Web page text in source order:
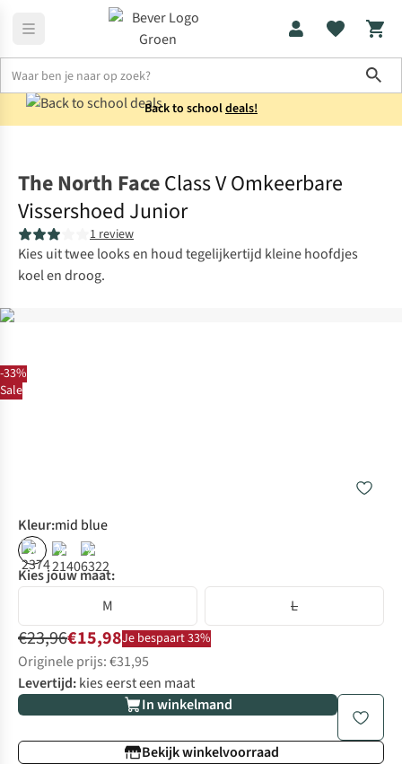
Back to schooldeals!
-33%
Sale
The North FaceClass V Omkeerbare
Vissershoed Junior
1 review
Kies uit twee looks en houd tegelijkertijd kleine hoofdjes
koel en droog.
Kleur:mid blue
% % %
Kies jouw maat:
M
L
€23,96€15,98Je bespaart 33%
Originele prijs: €31,95
Levertijd:kies eerst een maat
In winkelmand
Bekijk winkelvoorraad